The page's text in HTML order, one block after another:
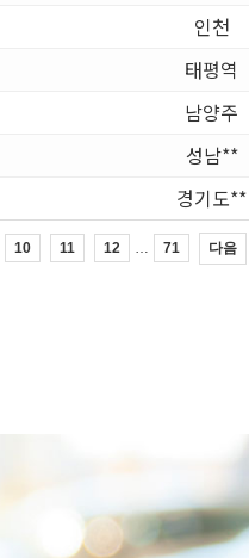
인천
태평역
남양주
성남**
경기도**
10 11 12 71 다음